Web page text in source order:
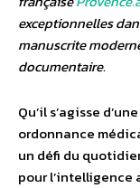
exceptionnelles
manuscrite
documentaire.
Qu’il s’agisse
ordonnance
un défi du
pour